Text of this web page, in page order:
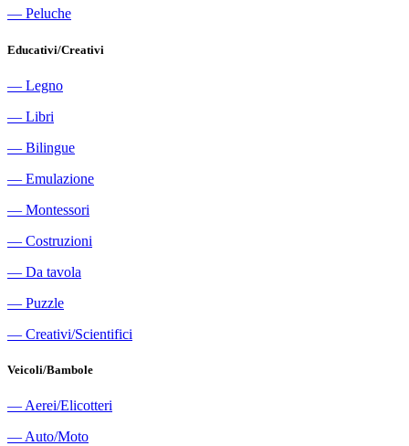
― Peluche
Educativi/Creativi
― Legno
― Libri
― Bilingue
― Emulazione
― Montessori
― Costruzioni
― Da tavola
― Puzzle
― Creativi/Scientifici
Veicoli/Bambole
― Aerei/Elicotteri
― Auto/Moto